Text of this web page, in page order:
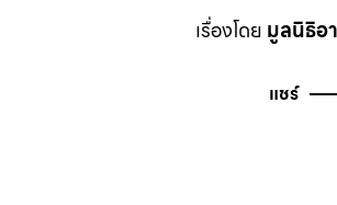
เรื่องโดย มูลนิธิอ
แชร์